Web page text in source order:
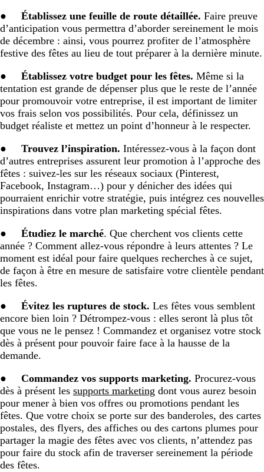
● Établissez une feuille de route détaillée. Faire preuve
d’anticipation vous permettra d’aborder sereinement le mois
de décembre : ainsi, vous pourrez profiter de l’atmosphère
festive des fêtes au lieu de tout préparer à la dernière minute.
● Établissez votre budget pour les fêtes. Même si la
tentation est grande de dépenser plus que le reste de l’année
pour promouvoir votre entreprise, il est important de limiter
vos frais selon vos possibilités. Pour cela, définissez un
budget réaliste et mettez un point d’honneur à le respecter.
● Trouvez l’inspiration. Intéressez-vous à la façon dont
d’autres entreprises assurent leur promotion à l’approche des
fêtes : suivez-les sur les réseaux sociaux (Pinterest,
Facebook, Instagram…) pour y dénicher des idées qui
pourraient enrichir votre stratégie, puis intégrez ces nouvelles
inspirations dans votre plan marketing spécial fêtes.
● Étudiez le marché. Que cherchent vos clients cette
année ? Comment allez-vous répondre à leurs attentes ? Le
moment est idéal pour faire quelques recherches à ce sujet,
de façon à être en mesure de satisfaire votre clientèle pendant
les fêtes.
● Évitez les ruptures de stock. Les fêtes vous semblent
encore bien loin ? Détrompez-vous : elles seront là plus tôt
que vous ne le pensez ! Commandez et organisez votre stock
dès à présent pour pouvoir faire face à la hausse de la
demande.
● Commandez vos supports marketing. Procurez-vous
dès à présent les supports marketing dont vous aurez besoin
pour mener à bien vos offres ou promotions pendant les
fêtes. Que votre choix se porte sur des banderoles, des cartes
postales, des flyers, des affiches ou des cartons plumes pour
partager la magie des fêtes avec vos clients, n’attendez pas
pour faire du stock afin de traverser sereinement la période
des fêtes.